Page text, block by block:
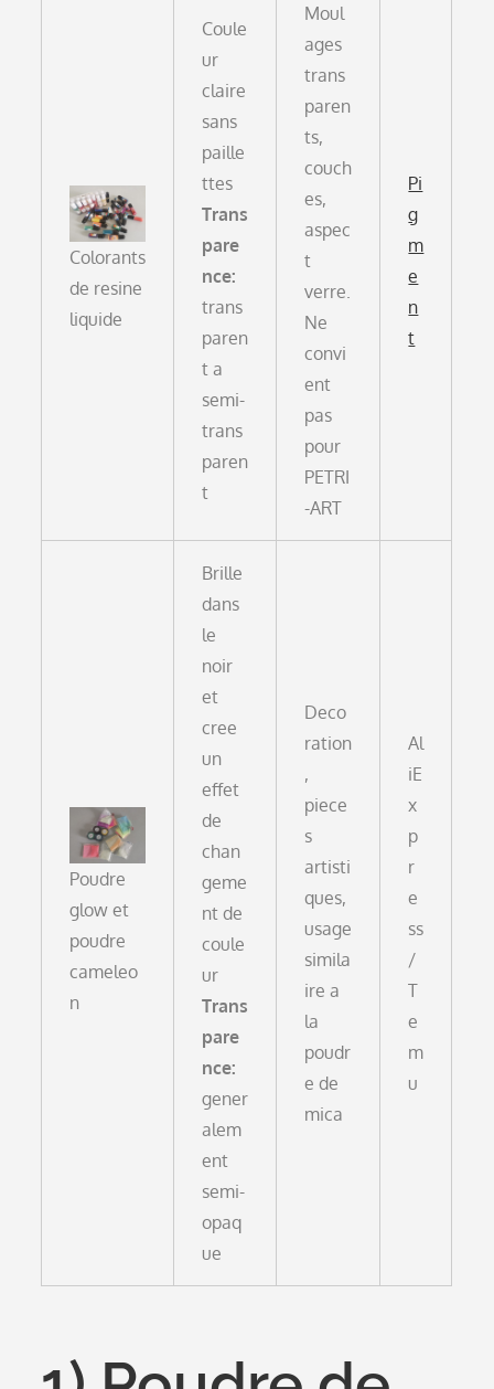
Colorants
de resine
liquide
Coule
ur
claire
sans
paille
ttes
Trans
pare
nce:
trans
paren
t a
semi-
trans
paren
t
Moul
ages
trans
paren
ts,
couch
es,
aspec
t
verre.
Ne
convi
ent
pas
pour
PETRI
-ART
Pi
g
m
e
n
t
Poudre
glow et
poudre
cameleo
n
Brille
dans
le
noir
et
cree
un
effet
de
chan
geme
nt de
coule
ur
Trans
pare
nce:
gener
alem
ent
semi-
opaq
ue
Deco
ration
,
piece
s
artisti
ques,
usage
simila
ire a
la
poudr
e de
mica
Al
iE
x
p
r
e
ss
/
T
e
m
u